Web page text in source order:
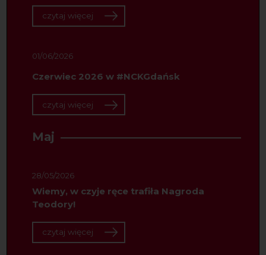
czytaj więcej
01/06/2026
Czerwiec 2026 w #NCKGdańsk
czytaj więcej
Maj
28/05/2026
Wiemy, w czyje ręce trafiła Nagroda
Teodory!
czytaj więcej